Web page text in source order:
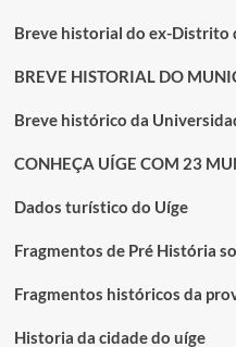
Breve historial do ex-Distrito
BREVE HISTORIAL DO
Breve histórico da
CONHEÇA UÍGE COM 23
Dados turístico do Uíge
Fragmentos de Pré História
Fragmentos históricos da
Historia da cidade do uíge